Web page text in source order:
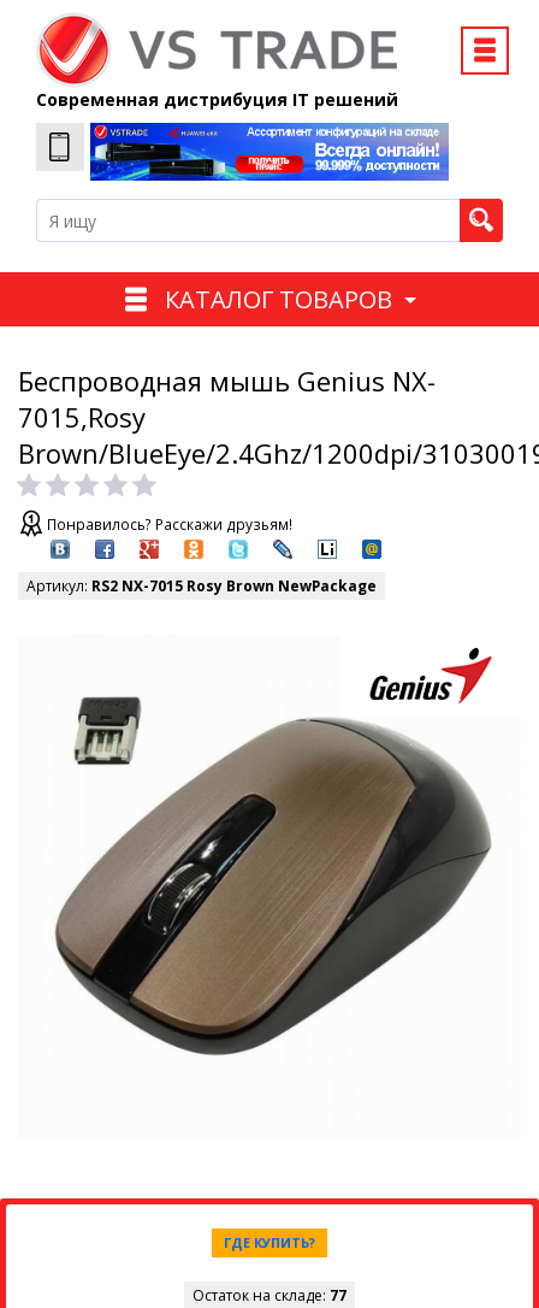
Современная дистрибуция IT решений
КАТАЛОГ ТОВАРОВ
Беспроводная мышь Genius NX-
7015,Rosy
Brown/BlueEye/2.4Ghz/1200dpi/
Понравилось? Расскажи друзьям!
Артикул: RS2 NX-7015 Rosy Brown NewPackage
ГДЕ КУПИТЬ?
Остаток на складе: 77